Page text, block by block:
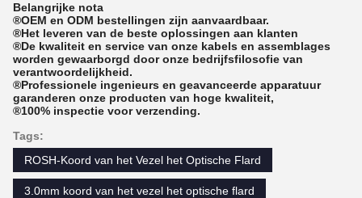
Belangrijke nota
®OEM en ODM bestellingen zijn aanvaardbaar.
®Het leveren van de beste oplossingen aan klanten
®De kwaliteit en service van onze kabels en assemblages
worden gewaarborgd door onze bedrijfsfilosofie van
verantwoordelijkheid.
®Professionele ingenieurs en geavanceerde apparatuur
garanderen onze producten van hoge kwaliteit,
®100% inspectie voor verzending.
Tags:
ROSH-Koord van het Vezel het Optische Flard
3.0mm koord van het vezel het optische flard